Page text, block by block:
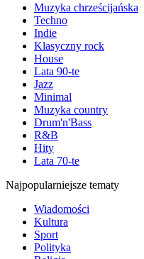
Muzyka chrześcijańska
Techno
Indie
Klasyczny rock
House
Lata 90-te
Jazz
Minimal
Muzyka country
Drum'n'Bass
R&B
Hity
Lata 70-te
Najpopularniejsze tematy
Wiadomości
Kultura
Sport
Polityka